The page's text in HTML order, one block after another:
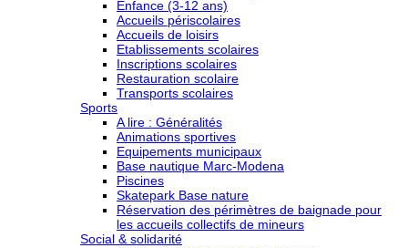
Enfance (3-12 ans)
Accueils périscolaires
Accueils de loisirs
Etablissements scolaires
Inscriptions scolaires
Restauration scolaire
Transports scolaires
Sports
A lire : Généralités
Animations sportives
Equipements municipaux
Base nautique Marc-Modena
Piscines
Skatepark Base nature
Réservation des périmètres de baignade pour
les accueils collectifs de mineurs
Social & solidarité